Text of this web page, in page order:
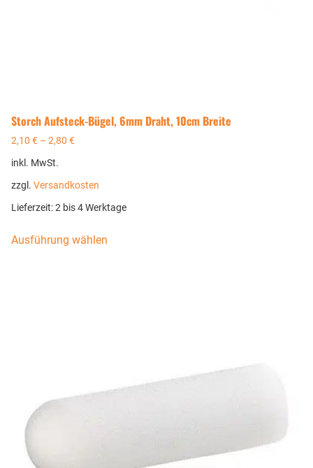
Storch Aufsteck-Bügel, 6mm Draht, 10cm Breite
2,10 € – 2,80 €
inkl. MwSt.
zzgl. Versandkosten
Lieferzeit:2 bis 4 Werktage
Ausführung wählen